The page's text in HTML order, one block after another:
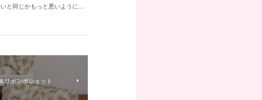
と同じかもっと悪いように…
リボンポシェット